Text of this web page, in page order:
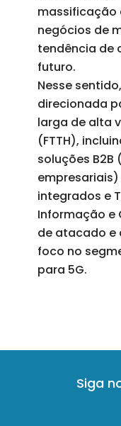
massificação
negócios de
tendência de
futuro.
Nesse
direcionada
larga de alta
(FTTH),
soluções
integrados e
Informação e
de atacado e
foco no
para 5G.
Siga